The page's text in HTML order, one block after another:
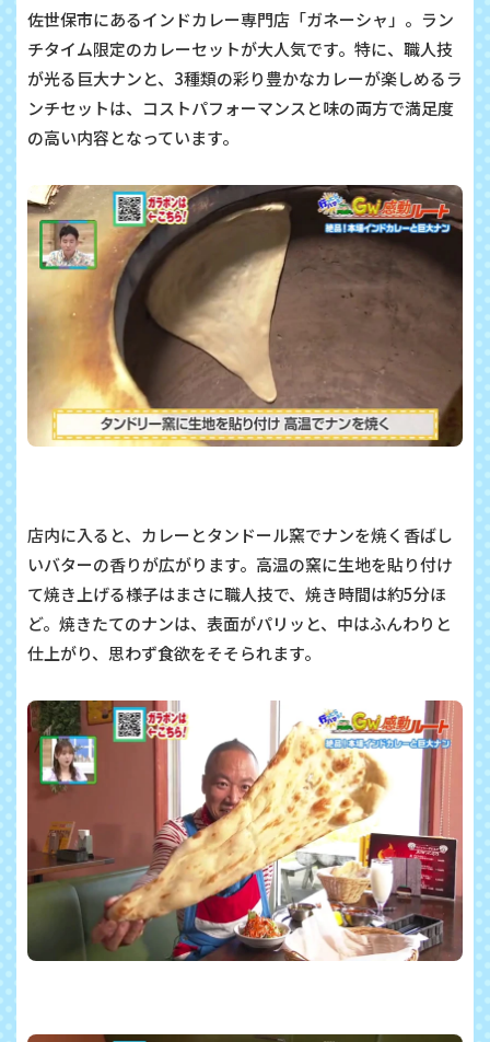
佐世保市にあるインドカレー専門店「ガネーシャ」。ラン
チタイム限定のカレーセットが大人気です。特に、職人技
が光る巨大ナンと、3種類の彩り豊かなカレーが楽しめるラ
ンチセットは、コストパフォーマンスと味の両方で満足度
の高い内容となっています。
店内に入ると、カレーとタンドール窯でナンを焼く香ばし
いバターの香りが広がります。高温の窯に生地を貼り付け
て焼き上げる様子はまさに職人技で、焼き時間は約5分ほ
ど。焼きたてのナンは、表面がパリッと、中はふんわりと
仕上がり、思わず食欲をそそられます。